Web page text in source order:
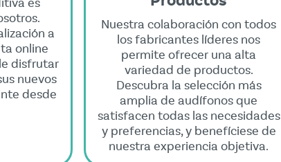
a
online
disfrutar
nuevos
desde
Nuestra colaboración con todos
los fabricantes líderes nos
permite ofrecer una alta
variedad de productos.
Descubra la selección más
amplia de audífonos que
satisfacen todas las necesidades
y preferencias, y benefíciese de
nuestra experiencia objetiva.